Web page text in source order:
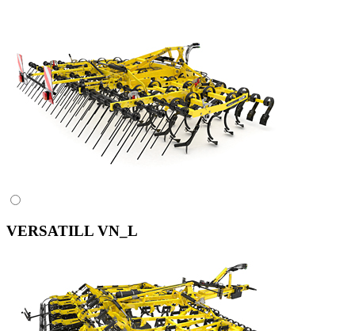
VERSATILL VN_L